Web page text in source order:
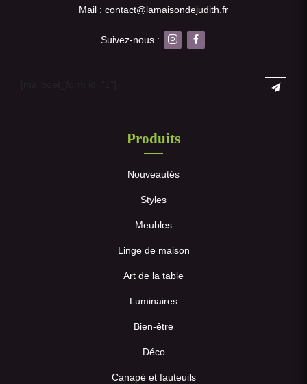
Mail : contact@lamaisondejudith.fr
Suivez-nous :
Produits
Nouveautés
Styles
Meubles
Linge de maison
Art de la table
Luminaires
Bien-être
Déco
Canapé et fauteuils